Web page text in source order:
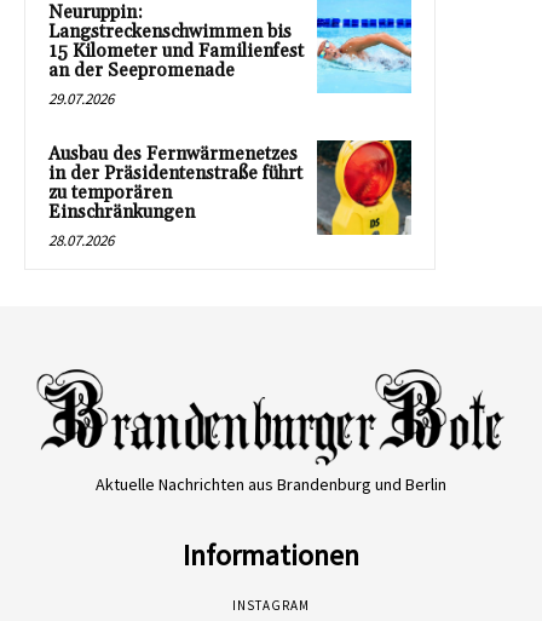
Neuruppin:
Langstreckenschwimmen bis
15 Kilometer und Familienfest
an der Seepromenade
29.07.2026
Ausbau des Fernwärmenetzes
in der Präsidentenstraße führt
zu temporären
Einschränkungen
28.07.2026
Aktuelle Nachrichten aus Brandenburg und Berlin
Informationen
INSTAGRAM